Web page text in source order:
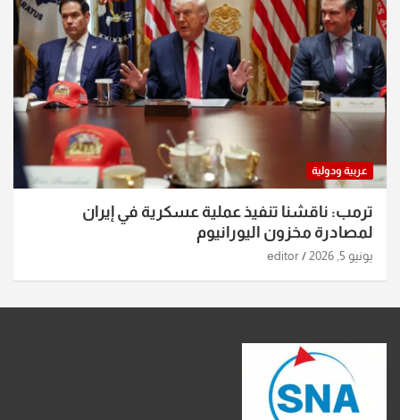
عربية ودولية
ترمب: ناقشنا تنفيذ عملية عسكرية في إيران
لمصادرة مخزون اليورانيوم
يونيو 5, 2026 editor